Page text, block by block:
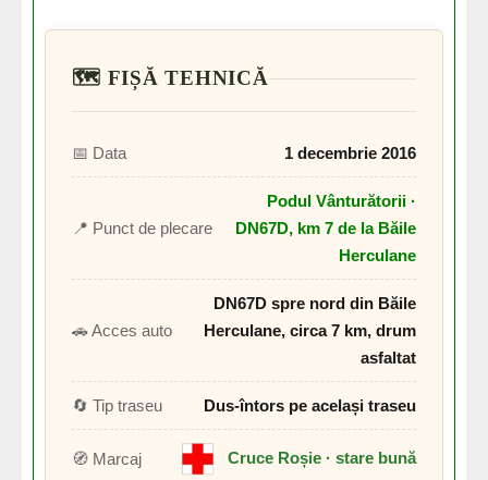
🗺️ FIȘĂ TEHNICĂ
📅 Data 1 decembrie 2016
📍 Punct de plecare
Podul Vânturătorii ·
DN67D, km 7 de la Băile
Herculane
🚗 Acces auto
DN67D spre nord din Băile
Herculane, circa 7 km, drum
asfaltat
🔄 Tip traseu Dus-întors pe același traseu
🧭 Marcaj Cruce Roșie · stare bună